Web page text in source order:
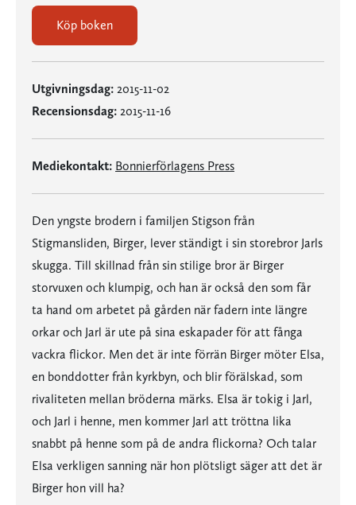
Köp boken
Utgivningsdag: 2015-11-02
Recensionsdag: 2015-11-16
Mediekontakt: Bonnierförlagens Press
Den yngste brodern i familjen Stigson från
Stigmansliden, Birger, lever ständigt i sin storebror Jarls
skugga. Till skillnad från sin stilige bror är Birger
storvuxen och klumpig, och han är också den som får
ta hand om arbetet på gården när fadern inte längre
orkar och Jarl är ute på sina eskapader för att fånga
vackra flickor. Men det är inte förrän Birger möter Elsa,
en bonddotter från kyrkbyn, och blir förälskad, som
rivaliteten mellan bröderna märks. Elsa är tokig i Jarl,
och Jarl i henne, men kommer Jarl att tröttna lika
snabbt på henne som på de andra flickorna? Och talar
Elsa verkligen sanning när hon plötsligt säger att det är
Birger hon vill ha?